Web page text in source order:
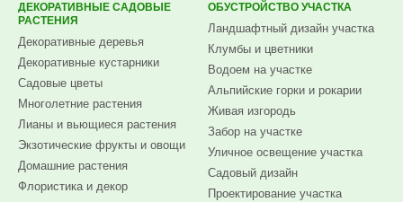
ДЕКОРАТИВНЫЕ САДОВЫЕ
РАСТЕНИЯ
Декоративные деревья
Декоративные кустарники
Садовые цветы
Многолетние растения
Лианы и вьющиеся растения
Экзотические фрукты и овощи
Домашние растения
Флористика и декор
ОБУСТРОЙСТВО УЧАСТКА
Ландшафтный дизайн участка
Клумбы и цветники
Водоем на участке
Альпийские горки и рокарии
Живая изгородь
Забор на участке
Уличное освещение участка
Садовый дизайн
Проектирование участка